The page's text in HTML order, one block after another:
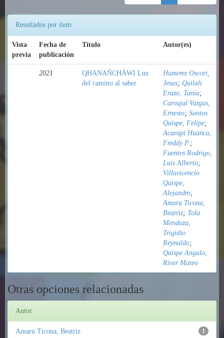
Resultados por ítem:
Vista
previa
Fecha de
publicación
Título Autor(es)
2021
QHANAÑCHÄWI Luz
del camino al saber
Humerez Oscori,
Jesus; Quilali
Erazo, Tania;
Carvajal Vargas,
Ernesto; Santos
Quispe, Felipe;
Acarapi Huanca,
Freddy P. ;
Fuentes Rodrigo,
Luis Alberto;
Villavicencio
Quispe,
Alejandro;
Amaru Ticona,
Beatriz; Tola
Mendoza,
Trigidio
Reynaldo;
Quispe Angulo,
River Mateo
Otras opciones relacionadas
Autor
1
Amaru Ticona, Beatriz